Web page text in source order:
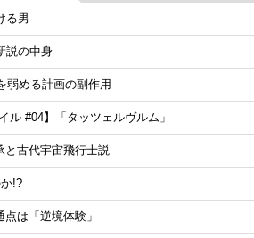
る男
説の中身
弱める計画の副作用
ル #04】「タッツェルヴルム」
と古代宇宙飛行士説
!?
は「逆境体験」